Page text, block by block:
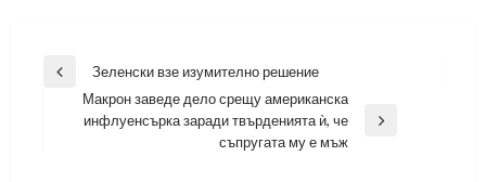
Навигация
Previous
Зеленски взе изумително решение
Next
Макрон заведе дело срещу американска
инфлуенсърка заради твърденията ѝ, че
съпругата му е мъж